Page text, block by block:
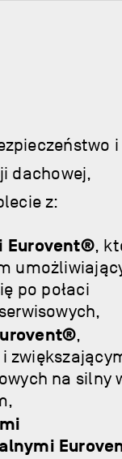
i
dachowej,
z:
Eurovent®,
po połaci
,
na silny